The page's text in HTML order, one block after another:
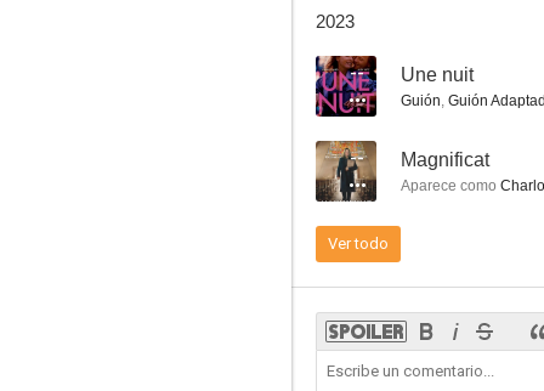
6.8
Juego de niños
6.2
2023
-- Une nuit
Guión, Guión
-- Magnificat
Aparece como
Ver todo